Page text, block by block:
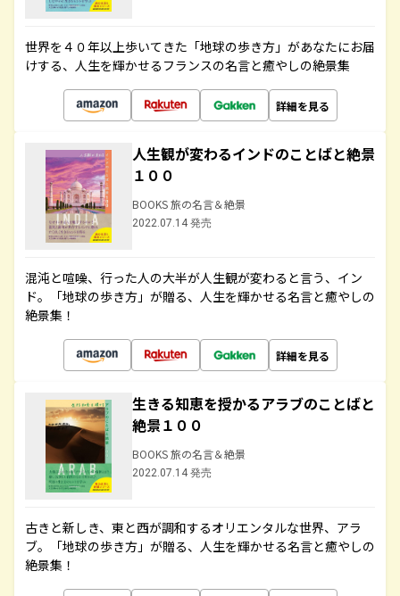
世界を４０年以上歩いてきた「地球の歩き方」があなたにお届
けする、人生を輝かせるフランスの名言と癒やしの絶景集
詳細を見る
人生観が変わるインドのことばと絶景
１００
BOOKS 旅の名言＆絶景
2022.07.14 発売
混沌と喧噪、行った人の大半が人生観が変わると言う、イン
ド。「地球の歩き方」が贈る、人生を輝かせる名言と癒やしの
絶景集！
詳細を見る
生きる知恵を授かるアラブのことばと
絶景１００
BOOKS 旅の名言＆絶景
2022.07.14 発売
古きと新しき、東と西が調和するオリエンタルな世界、アラ
ブ。「地球の歩き方」が贈る、人生を輝かせる名言と癒やしの
絶景集！